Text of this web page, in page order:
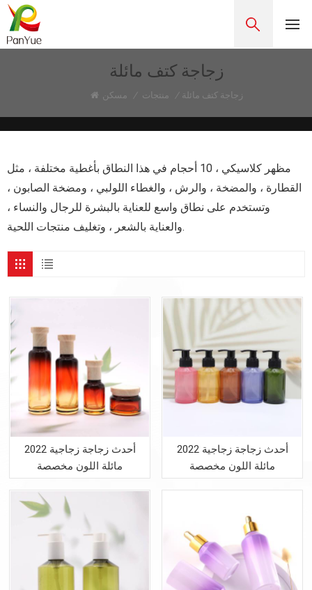
زجاجة كتف مائلة
مسكن / منتجات / زجاجة كتف مائلة
مظهر كلاسيكي ، 10 أحجام في هذا النطاق بأغطية مختلفة ، مثل
القطارة ، والمضخة ، والرش ، والغطاء اللولبي ، ومضخة الصابون ،
وتستخدم على نطاق واسع للعناية بالبشرة للرجال والنساء ،
والعناية بالشعر ، وتغليف منتجات اللحية.
2022 أحدث زجاجة زجاجية
مائلة اللون مخصصة
2022 أحدث زجاجة زجاجية
مائلة اللون مخصصة